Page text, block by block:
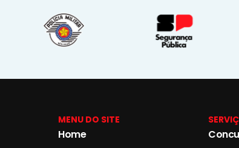
MENU DO SITE
Home